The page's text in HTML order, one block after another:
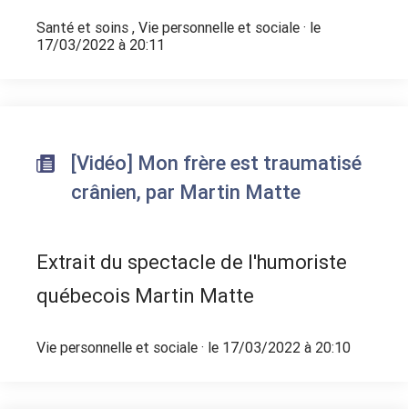
Santé et soins , Vie personnelle et sociale · le
17/03/2022 à 20:11
[Vidéo] Mon frère est traumatisé
crânien, par Martin Matte
Extrait du spectacle de l'humoriste
québecois Martin Matte
Vie personnelle et sociale · le 17/03/2022 à 20:10